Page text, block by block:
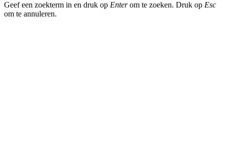
Geef een zoekterm in en druk op Enterom te zoeken. Druk op Esc
om te annuleren.